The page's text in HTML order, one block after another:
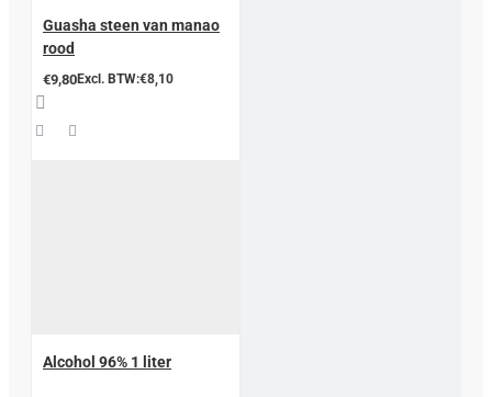
Guasha steen van manao
rood
€9,80Excl. BTW:€8,10
Alcohol 96% 1 liter